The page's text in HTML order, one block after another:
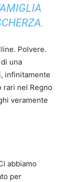
Polvere.
una
infinitamente
rari nel Regno
veramente
abbiamo
per